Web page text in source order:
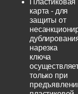
Пластиковая
карта - для
защиты от
нарезка
ключа
только при